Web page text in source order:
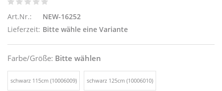
Art.Nr.:
NEW-16252
Lieferzeit: Bitte wähle eine Variante
Farbe/Größe: Bitte wählen
schwarz 115cm (10006009) schwarz 125cm (10006010)